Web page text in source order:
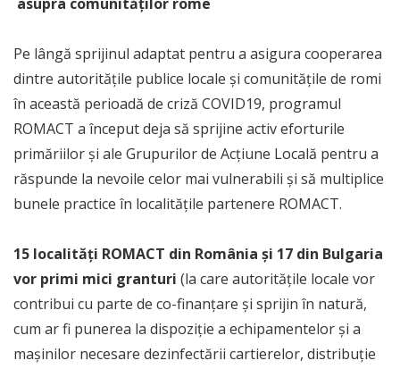
Pe lângă sprijinul adaptat pentru a asigura cooperarea
dintre autoritățile publice locale și comunitățile de romi
în această perioadă de criză COVID19, programul
ROMACT a început deja să sprijine activ eforturile
primăriilor și ale Grupurilor de Acțiune Locală pentru a
răspunde la nevoile celor mai vulnerabili și să multiplice
bunele practice în localitățile partenere ROMACT.
15 localități ROMACT din România și 17 din Bulgaria
vor primi mici granturi (la care autoritățile locale vor
contribui cu parte de co-finanțare și sprijin în natură,
cum ar fi punerea la dispoziție a echipamentelor și a
mașinilor necesare dezinfectării cartierelor, distribuție